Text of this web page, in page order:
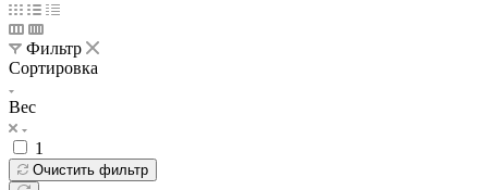
Фильтр
Сортировка
Вес
1
Очистить фильтр